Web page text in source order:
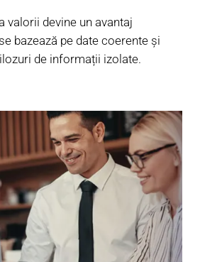
valorii devine un avantaj
bazează pe date coerente și
de informații izolate.